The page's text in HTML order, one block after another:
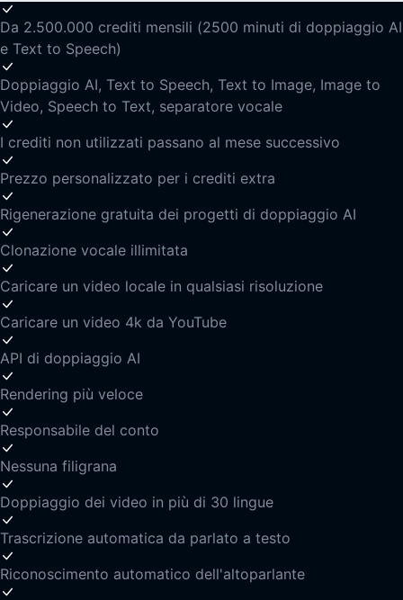
Da 2.500.000 crediti mensili (2500 minuti di doppiaggio AI
e Text to Speech)
Doppiaggio AI, Text to Speech, Text to Image, Image to
Video, Speech to Text, separatore vocale
I crediti non utilizzati passano al mese successivo
Prezzo personalizzato per i crediti extra
Rigenerazione gratuita dei progetti di doppiaggio AI
Clonazione vocale illimitata
Caricare un video locale in qualsiasi risoluzione
Caricare un video 4k da YouTube
API di doppiaggio AI
Rendering più veloce
Responsabile del conto
Nessuna filigrana
Doppiaggio dei video in più di 30 lingue
Trascrizione automatica da parlato a testo
Riconoscimento automatico dell'altoparlante